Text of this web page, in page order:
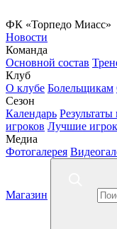
ФК «Торпедо Миасс»
Новости
Команда
Основной состав
Клуб
О клубе Болельщикам
Сезон
Календарь Результаты
игроков Лучшие
Медиа
Фотогалерея
Магазин